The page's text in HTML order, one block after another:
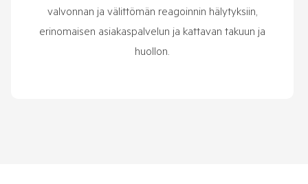
valvonnan ja välittömän reagoinnin hälytyksiin,
erinomaisen asiakaspalvelun ja kattavan takuun ja
huollon.